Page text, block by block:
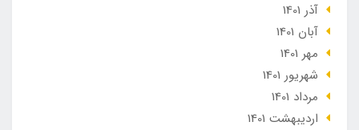
آذر 1401
آبان 1401
مهر 1401
شهریور 1401
مرداد 1401
ارديبهشت 1401